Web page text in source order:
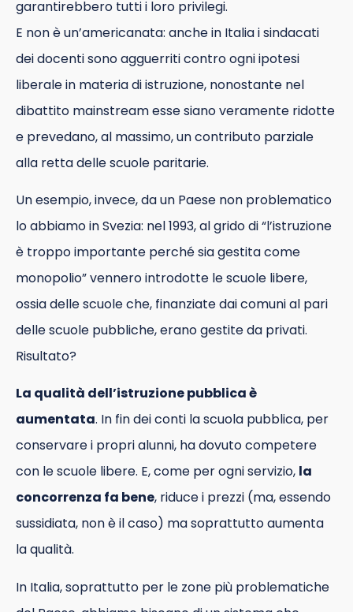
garantirebbero tutti i loro privilegi.
E non è un’americanata: anche in Italia i sindacati
dei docenti sono agguerriti contro ogni ipotesi
liberale in materia di istruzione, nonostante nel
dibattito mainstream esse siano veramente ridotte
e prevedano, al massimo, un contributo parziale
alla retta delle scuole paritarie.
Un esempio, invece, da un Paese non problematico
lo abbiamo in Svezia: nel 1993, al grido di “l’istruzione
è troppo importante perché sia gestita come
monopolio” vennero introdotte le scuole libere,
ossia delle scuole che, finanziate dai comuni al pari
delle scuole pubbliche, erano gestite da privati.
Risultato?
La qualità dell’istruzione pubblica è
aumentata. In fin dei conti la scuola pubblica, per
conservare i propri alunni, ha dovuto competere
con le scuole libere. E, come per ogni servizio, la
concorrenza fa bene, riduce i prezzi (ma, essendo
sussidiata, non è il caso) ma soprattutto aumenta
la qualità.
In Italia, soprattutto per le zone più problematiche